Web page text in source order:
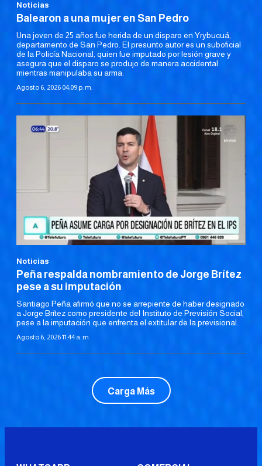
Noticias
Balearon a una mujer en San Pedro
Una joven de 25 años fue herida de un disparo en Yrybucuá,
departamento de San Pedro. El presunto autor es un suboficial
de la Policía Nacional, quien fue imputado por lesión grave y
asegura que el disparo se produjo de manera accidental
mientras manipulaba su arma.
Agosto 6, 2026 04:09 p. m.
Noticias
Peña respalda nombramiento de Jorge Brítez
pese a su imputación
Santiago Peña afirmó que no se arrepiente de haber designado
a Jorge Brítez como presidente del Instituto de Previsión Social,
pese a la imputación que enfrenta el extitular de la previsional.
Agosto 6, 2026 11:44 a. m.
Carga Más